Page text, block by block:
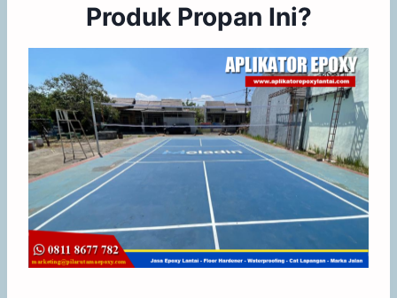
Produk Propan Ini?